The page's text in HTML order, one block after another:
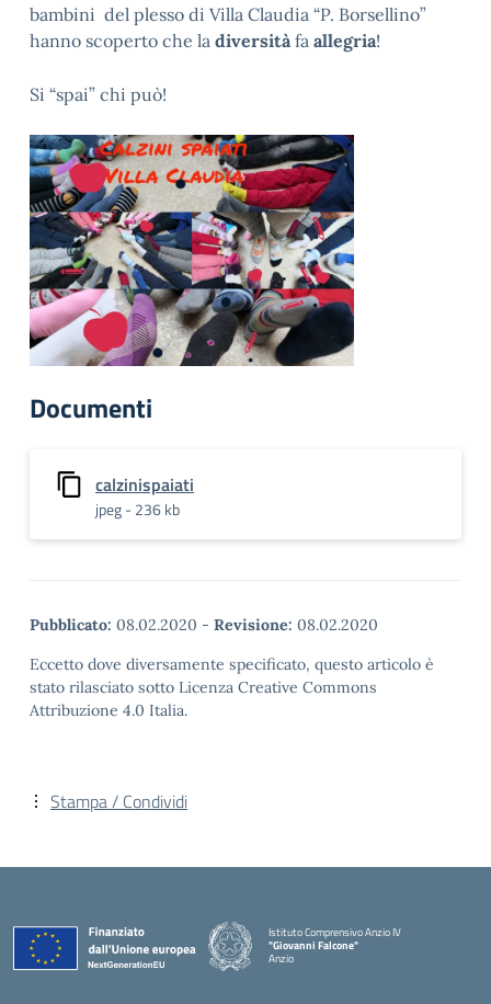
bambini del plesso di Villa Claudia “P. Borsellino”
hanno scoperto che la diversitàfa allegria!
Si “spai” chi può!
Documenti
calzinispaiati
jpeg - 236 kb
Pubblicato: 08.02.2020 - Revisione: 08.02.2020
Eccetto dove diversamente specificato, questo articolo è
stato rilasciato sotto Licenza Creative Commons
Attribuzione 4.0 Italia.
Stampa / Condividi
Istituto Comprensivo Anzio IV
"Giovanni Falcone"
Anzio